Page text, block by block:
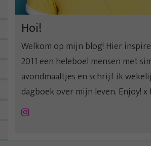
Hoi!
Welkom op mijn blog! Hier
2011 een heleboel mensen met
avondmaaltjes en schrijf ik
dagboek over mijn leven. Enjoy! x
Instagram